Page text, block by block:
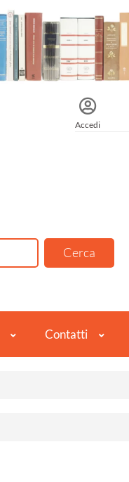
Accedi
Contatti